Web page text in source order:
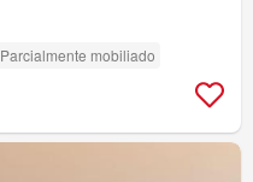
Parcialmente mobiliado